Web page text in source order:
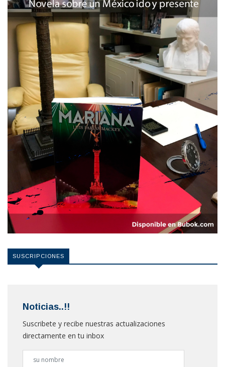
SUSCRIPCIONES
Noticias..!!
Suscribete y recibe nuestras actualizaciones
directamente en tu inbox